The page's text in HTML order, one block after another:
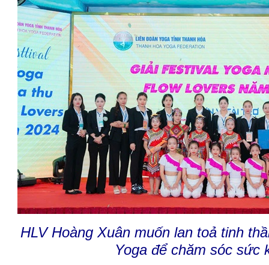
HLV Hoàng Xuân muốn lan toả tinh
Yoga để chăm sóc sức